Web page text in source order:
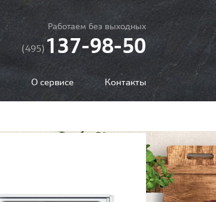
Работаем без выходных
(495)137-98-50
О сервисе Контакты